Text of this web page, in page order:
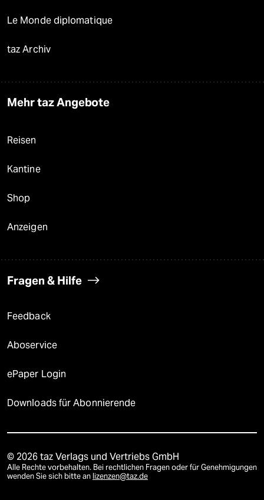
Le Monde diplomatique
taz Archiv
Mehr taz Angebote
Reisen
Kantine
Shop
Anzeigen
Fragen & Hilfe
Feedback
Aboservice
ePaper Login
Downloads für Abonnierende
© 2026 taz Verlags und Vertriebs GmbH
Alle Rechte vorbehalten. Bei rechtlichen Fragen oder für Genehmigungen
wenden Sie sich bitte an lizenzen@taz.de